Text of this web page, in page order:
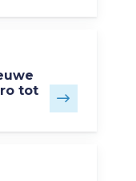
tot